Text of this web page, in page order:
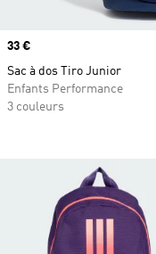
Prix
33 €
Sac à dos Tiro Junior
Enfants Performance
3 couleurs